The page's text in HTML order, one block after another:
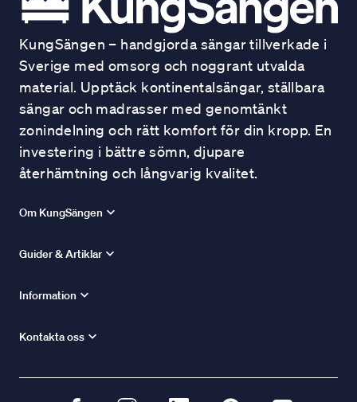
KungSängen – handgjorda sängar tillverkade i
Sverige med omsorg och noggrant utvalda
material. Upptäck kontinentalsängar, ställbara
sängar och madrasser med genomtänkt
zonindelning och rätt komfort för din kropp. En
investering i bättre sömn, djupare
återhämtning och långvarig kvalitet.
Om KungSängen
Guider & Artiklar
Information
Kontakta oss